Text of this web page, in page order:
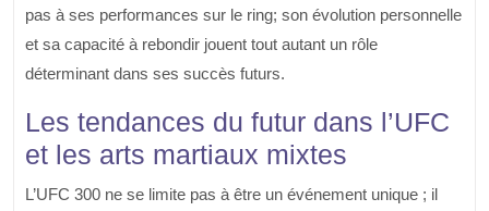
pas à ses performances sur le ring; son évolution personnelle
et sa capacité à rebondir jouent tout autant un rôle
déterminant dans ses succès futurs.
Les tendances du futur dans l’UFC
et les arts martiaux mixtes
L’UFC 300 ne se limite pas à être un événement unique ; il